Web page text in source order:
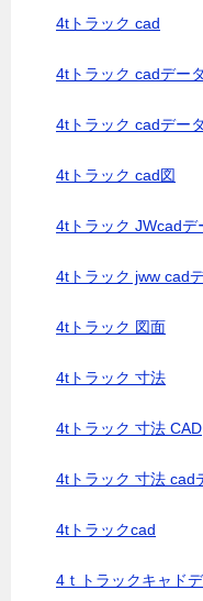
4tトラック cad
4tトラック cadデータ
4tトラック cadデー
4tトラック cad図
4tトラック JWcadデ
4tトラック jww cad
4tトラック 図面
4tトラック 寸法
4tトラック 寸法 CAD
4tトラック 寸法 cad
4tトラックcad
4ｔトラックキャド